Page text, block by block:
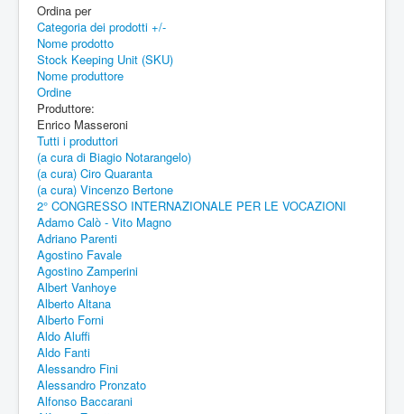
Ordina per
Categoria dei prodotti +/-
Nome prodotto
Stock Keeping Unit (SKU)
Nome produttore
Ordine
Produttore:
Enrico Masseroni
Tutti i produttori
(a cura di Biagio Notarangelo)
(a cura) Ciro Quaranta
(a cura) Vincenzo Bertone
2° CONGRESSO INTERNAZIONALE PER LE VOCAZIONI
Adamo Calò - Vito Magno
Adriano Parenti
Agostino Favale
Agostino Zamperini
Albert Vanhoye
Alberto Altana
Alberto Forni
Aldo Aluffi
Aldo Fanti
Alessandro Fini
Alessandro Pronzato
Alfonso Baccarani